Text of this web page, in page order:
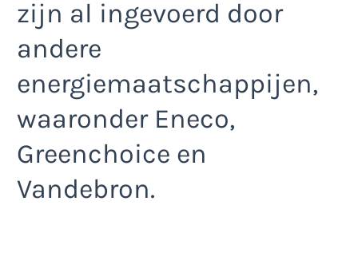
zijn al ingevoerd door
andere
energiemaatschappijen,
waaronder Eneco,
Greenchoice en
Vandebron.